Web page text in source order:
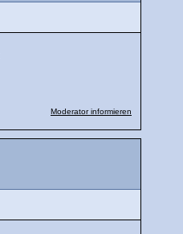
Moderator informieren